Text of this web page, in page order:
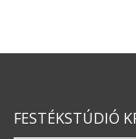
FESTÉKSTÚDIÓ